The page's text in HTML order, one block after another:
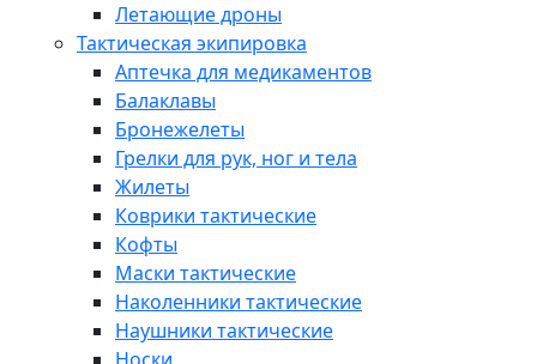
Летающие дроны
Тактическая экипировка
Аптечка для медикаментов
Балаклавы
Бронежелеты
Грелки для рук, ног и тела
Жилеты
Коврики тактические
Кофты
Маски тактические
Наколенники тактические
Наушники тактические